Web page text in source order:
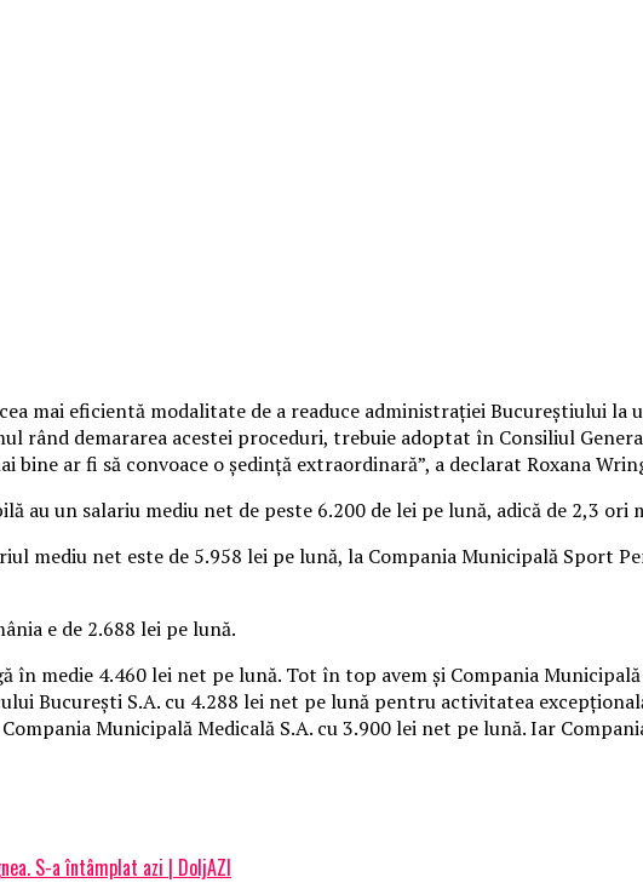
mai eficientă modalitate de a readuce administraţiei Bucureştiului
rând demararea acestei proceduri, trebuie adoptat în Consiliul
bine ar fi să convoace o şedinţă extraordinară”, a declarat Roxana
au un salariu mediu net de peste 6.200 de lei pe lună, adică de 2,3
mediu net este de 5.958 lei pe lună, la Compania Municipală Sport
e de 2.688 lei pe lună.
în medie 4.460 lei net pe lună. Tot în top avem şi Compania
Bucureşti S.A. cu 4.288 lei net pe lună pentru activitatea
Municipală Medicală S.A. cu 3.900 lei net pe lună. Iar
S-a întâmplat azi | DoljAZI